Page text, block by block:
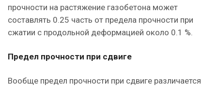
прочности на растяжение газобетона может
составлять 0.25 часть от предела прочности при
сжатии с продольной деформацией около 0.1 %.
Предел прочности при сдвиге
Вообще предел прочности при сдвиге различается